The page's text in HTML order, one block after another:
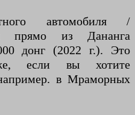
автомобиля /
прямо из Дананга
донг (2022 г.). Это
если вы хотите
в Мраморных